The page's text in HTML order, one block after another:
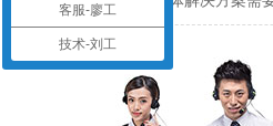
客服-廖工
技术-刘工